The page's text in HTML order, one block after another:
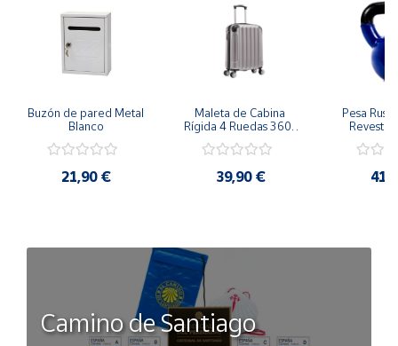
El paquete incluye: 1 báscula digital de cálculo de precios. 1
manual de instrucciones.
Buzón de pared Metal
Blanco
21,90 €
Maleta de Cabina
Rígida 4 Ruedas 360º
37L
39,90 €
Pesa
Camino de Santiago